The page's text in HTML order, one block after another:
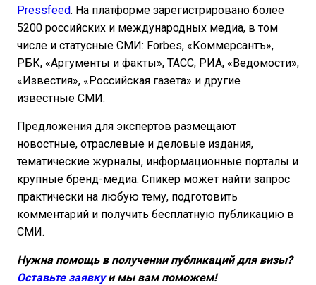
Pressfeed. На платформе зарегистрировано более
5200 российских и международных медиа, в том
числе и статусные СМИ: Forbes, «Коммерсантъ»,
РБК, «Аргументы и факты», ТАСС, РИА, «Ведомости»,
«Известия», «Российская газета» и другие
известные СМИ.
Предложения для экспертов размещают
новостные, отраслевые и деловые издания,
тематические журналы, информационные порталы и
крупные бренд-медиа. Спикер может найти запрос
практически на любую тему, подготовить
комментарий и получить бесплатную публикацию в
СМИ.
Нужна помощь в получении публикаций для визы?
Оставьте заявкуи мы вам поможем!